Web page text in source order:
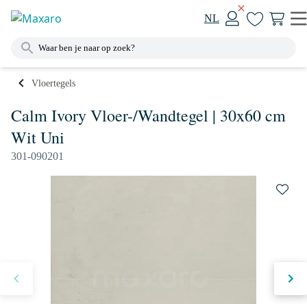
NL
Vloertegels
Calm Ivory Vloer-/Wandtegel | 30x60 cm
Wit Uni
301-090201